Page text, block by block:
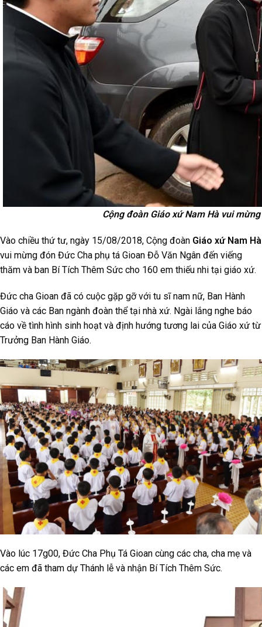
Cộng đoàn Giáo xứ Nam Hà vui
Vào chiều thứ tư, ngày 15/08/2018, Cộng đoàn Giáo xứ Nam Hà
vui mừng đón Đức Cha phụ tá Gioan Đỗ Văn Ngân đến viếng
thăm và ban Bí Tích Thêm Sức cho 160 em thiếu nhi tại giáo xứ.
Đức cha Gioan đã có cuộc gặp gỡ với tu sĩ nam nữ, Ban Hành
Giáo và các Ban ngành đoàn thể tại nhà xứ. Ngài lắng nghe báo
cáo về tình hình sinh hoạt và định hướng tương lai của Giáo xứ từ
Trưởng Ban Hành Giáo.
Vào lúc 17g00, Đức Cha Phụ Tá Gioan cùng các cha, cha mẹ và
các em đã tham dự Thánh lễ và nhận Bí Tích Thêm Sức.